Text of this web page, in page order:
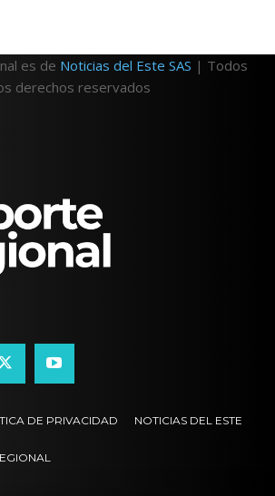
es de Noticias del Este SAS | Todos
derechos reservados
DE PRIVACIDAD NOTICIAS DEL ESTE